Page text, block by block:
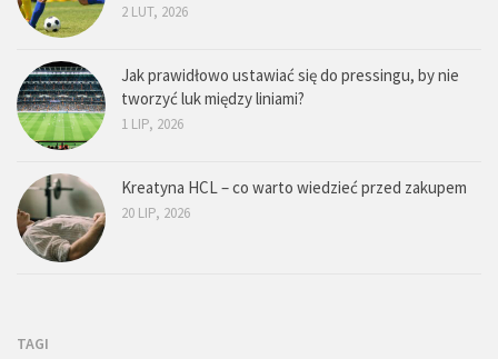
2 LUT, 2026
Jak prawidłowo ustawiać się do pressingu, by nie
tworzyć luk między liniami?
1 LIP, 2026
Kreatyna HCL – co warto wiedzieć przed zakupem
20 LIP, 2026
TAGI